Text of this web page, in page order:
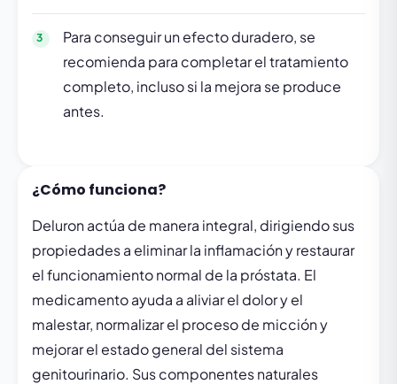
Para conseguir un efecto duradero, se
recomienda para completar el tratamiento
completo, incluso si la mejora se produce
antes.
¿Cómo funciona?
Deluron actúa de manera integral, dirigiendo sus
propiedades a eliminar la inflamación y restaurar
el funcionamiento normal de la próstata. El
medicamento ayuda a aliviar el dolor y el
malestar, normalizar el proceso de micción y
mejorar el estado general del sistema
genitourinario. Sus componentes naturales